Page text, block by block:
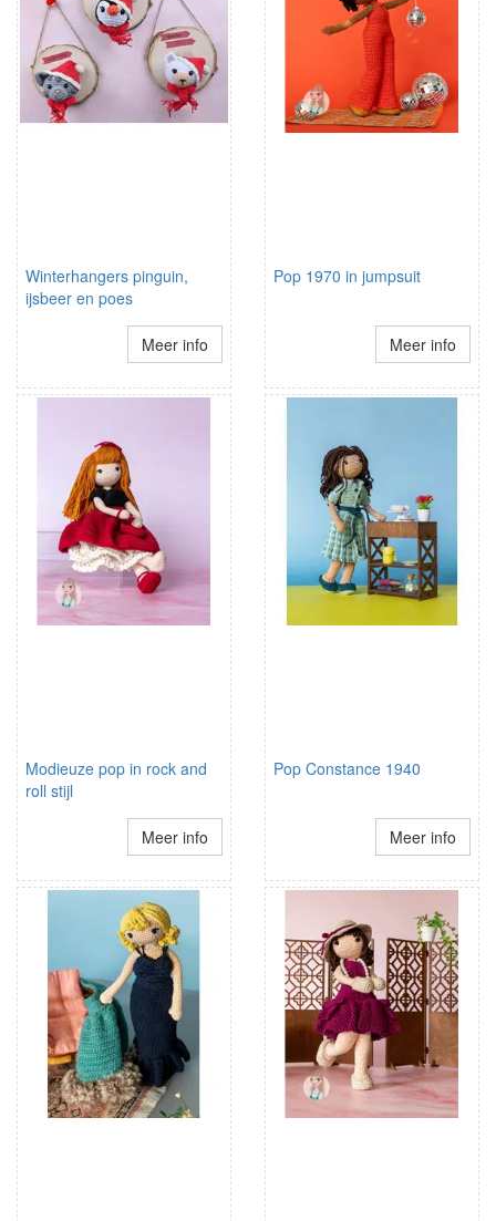
Winterhangers pinguin,
ijsbeer en poes
Meer info
Pop 1970 in jumpsuit
Meer info
Modieuze pop in rock and
roll stijl
Meer info
Pop Constance 1940
Meer info